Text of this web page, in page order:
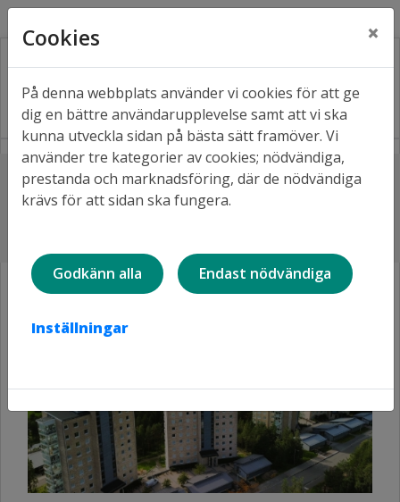
Lyssna
Hem Våra bostäder
Bostadsområden A-Ö
Lulsundsberget
Lulsundsberget
Cookies ×
På denna webbplats använder vi cookies för att ge
dig en bättre användarupplevelse samt att vi ska
kunna utveckla sidan på bästa sätt framöver. Vi
använder tre kategorier av cookies; nödvändiga,
prestanda och marknadsföring, där de nödvändiga
krävs för att sidan ska fungera.
Godkänn alla Endast nödvändiga
Inställningar